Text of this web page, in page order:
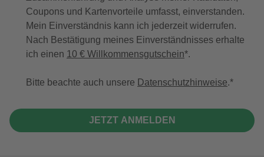
Coupons und Kartenvorteile umfasst, einverstanden.
Mein Einverständnis kann ich jederzeit widerrufen.
Nach Bestätigung meines Einverständnisses erhalte
ich einen 10 € Willkommensgutschein*.
Bitte beachte auch unsere Datenschutzhinweise.
JETZT ANMELDEN